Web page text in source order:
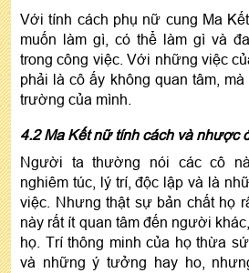
Với tính cách phụ nữ cung Ma
muốn làm gì, có thể làm gì và
trong công việc. Với những việc
phải là cô ấy không quan tâm,
trường của mình.
4.2 Ma Kết nữ tính cách và nhược
Người ta thường nói các cô
nghiêm túc, lý trí, độc lập và là
việc. Nhưng thật sự bản chất họ
này rất ít quan tâm đến người
họ. Trí thông minh của họ thừa
và những ý tưởng hay ho,